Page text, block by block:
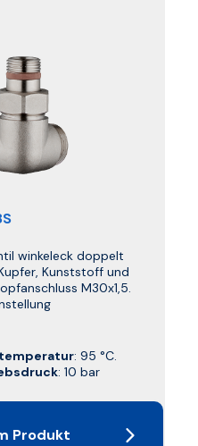
winkeleck doppelt
Kunststoff und
M30x1,5.
: 95 °C.
: 10 bar
Produkt